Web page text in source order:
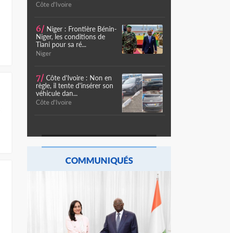
Côte d'Ivoire
6/ Niger : Frontière Bénin-
Niger, les conditions de
Tiani pour sa ré...
Niger
7/ Côte d'Ivoire : Non en
règle, il tente d'insérer son
véhicule dan...
Côte d'Ivoire
COMMUNIQUÉS